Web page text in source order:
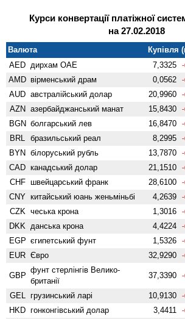
Курси конвертації платіжної
на 27.02.2018
Валюта Купівля
AED дирхам ОАЕ 7,3325
AMD вiрменський драм 0,0562 -
AUD австралійський долар 20,9960
AZN азербайджанський манат 15,8430
BGN болгарський лев 16,8470
BRL бразильський реал 8,2995
BYN білоруський рубль 13,7870
CAD канадський долар 21,1510
CHF швейцарський франк 28,6100
CNY китайський юань женьмiньбi 4,2639
CZK чеська крона 1,3016
DKK данська крона 4,4224
EGP єгипетський фунт 1,5326
EUR Євро 32,9290
GBP
фунт стерлінгів Велико­
британії
37,3390
GEL грузинський ларі 10,9130
HKD гонконгівський долар 3,4411